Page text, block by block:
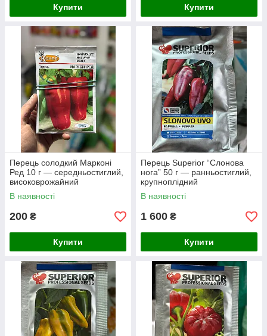
Купити Купити
Перець солодкий Марконі
Ред 10 г — середньостиглий,
високоврожайний
В наявності
200 ₴
Купити
Перець Superior “Слонова
нога” 50 г — ранньостиглий,
крупноплідний
В наявності
1 600 ₴
Купити